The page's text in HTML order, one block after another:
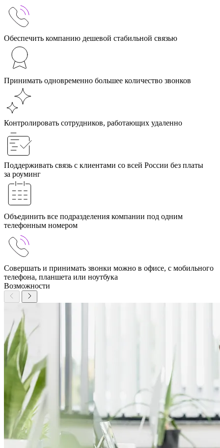
Обеспечить компанию дешевой стабильной связью
Принимать одновременно большее количество звонков
Контролировать сотрудников, работающих удаленно
Поддерживать связь с клиентами со всей России без платы
за роуминг
Объединить все подразделения компании под одним
телефонным номером
Совершать и принимать звонки можно в офисе, с мобильного
телефона, планшета или ноутбука
Возможности